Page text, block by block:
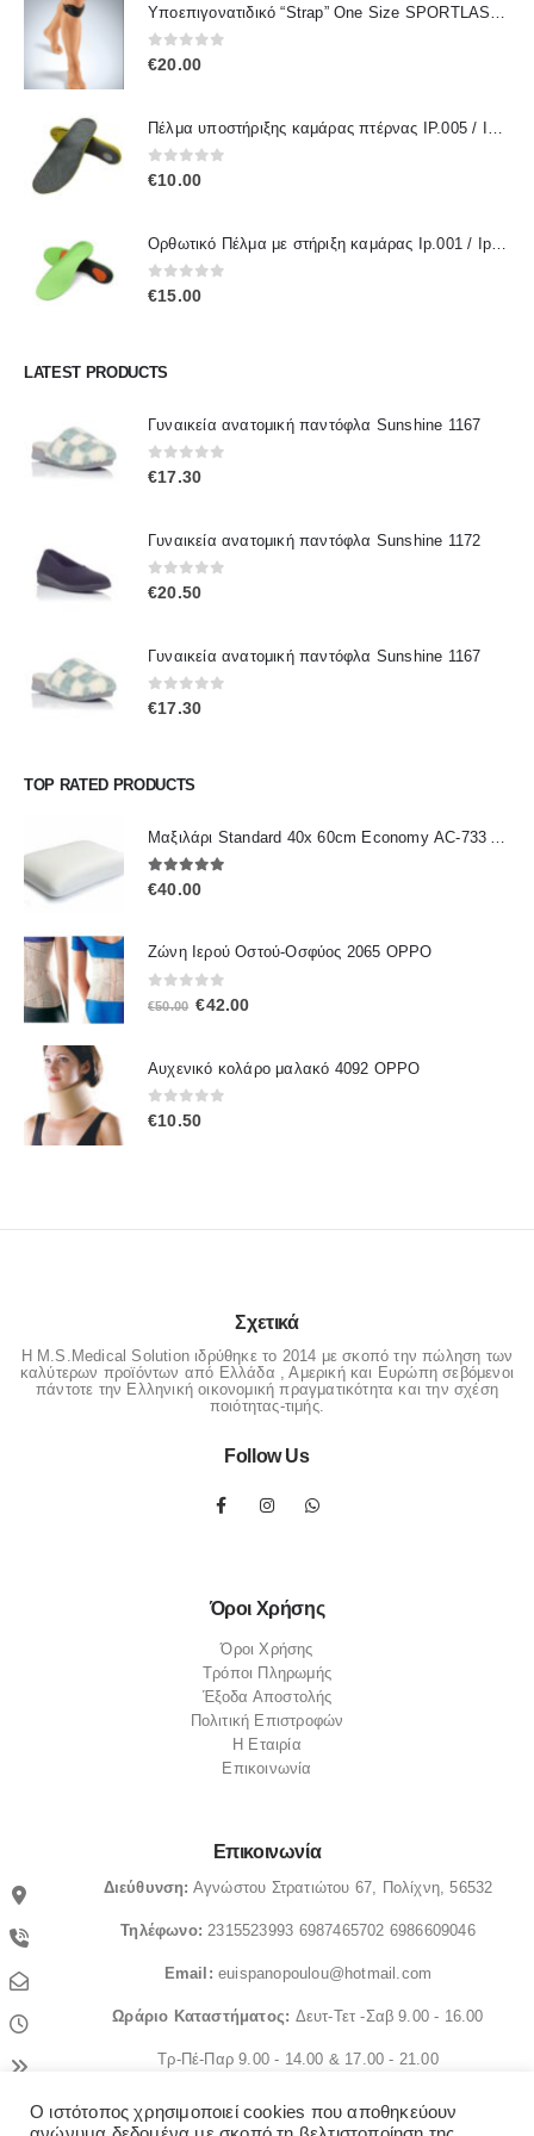
0out of 5
€20.00
0out of 5
€10.00
0out of 5
€15.00
LATEST PRODUCTS
Γυναικεία ανατομική παντόφλα Sunshine 1167
0out of 5
€17.30
Γυναικεία ανατομική παντόφλα Sunshine 1172
0out of 5
€20.50
Γυναικεία ανατομική παντόφλα Sunshine 1167
0out of 5
€17.30
TOP RATED PRODUCTS
5.00out of 5
€40.00
Ζώνη Ιερού Οστού-Οσφύος 2065 OPPO
0out of 5
€50.00 Original
€50.00.
€42.00Η
είναι:
Αυχενικό κολάρο μαλακό 4092 OPPO
0out of 5
€10.50
Σχετικά
Η M.S.Medical Solution ιδρύθηκε το 2014 με σκοπό την πώληση των
καλύτερων προϊόντων από Ελλάδα , Αμερική και Ευρώπη σεβόμενοι
πάντοτε την Ελληνική οικονομική πραγματικότητα και την σχέση
ποιότητας-τιμής.
Follow Us
Όροι Χρήσης
Όροι Χρήσης
Τρόποι Πληρωμής
Έξοδα Αποστολής
Πολιτική Επιστροφών
Η Εταιρία
Επικοινωνία
Επικοινωνία
Διεύθυνση: Αγνώστου Στρατιώτου 67, Πολίχνη, 56532
Τηλέφωνο: 2315523993 6987465702 6986609046
Email:euispanopoulou@hotmail.com
Ωράριο Καταστήματος: Δευτ-Τετ -Σαβ 9.00 - 16.00
Τρ-Πέ-Παρ 9.00 - 14.00 & 17.00 - 21.00
© OrthopedicaMS. 2022. All Rights Reserved
Ο ιστότοπος χρησιμοποιεί cookies που αποθηκεύουν